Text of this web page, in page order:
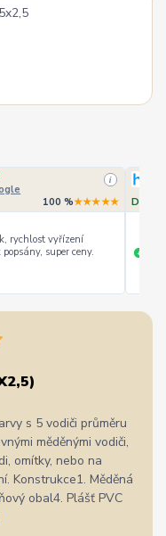
i
100 %★★★★★
rychlost vyřízení
super ceny.
+
s 5 vodiči průměru
měděnými vodiči,
omítky, nebo na
Konstrukce1. Měděná
obal4. Plášť PVC